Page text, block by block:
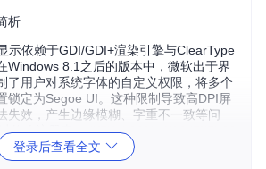
析
示依赖于GDI/GDI+渲染引擎与ClearType
Windows 8.1之后的版本中，微软出于界
了用户对系统字体的自定义权限，将多个
锁定为Segoe UI。这种限制导致高DPI屏
失效，产生边缘模糊、字重不一致等问
修改注册表中HKEY_LOCAL_MACHINE\SO
NT\CurrentVersion\Font
键项，重新开放了字体配置接口。
登录后查看全文